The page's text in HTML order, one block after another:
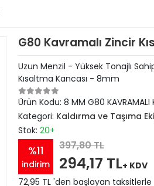
G80 Kavramalı Zincir
Uzun Menzil - Yüksek Tonajlı
Kısaltma Kancası - 8mm
Ürün Kodu: 8 MM G80 KAVRAMALI
Kategori: Kaldırma ve Taşıma
Stok: 20+
%11
indirim
397,80 TL
294,17 TL+ KDV
72,95 TL 'den başlayan taksitlerle